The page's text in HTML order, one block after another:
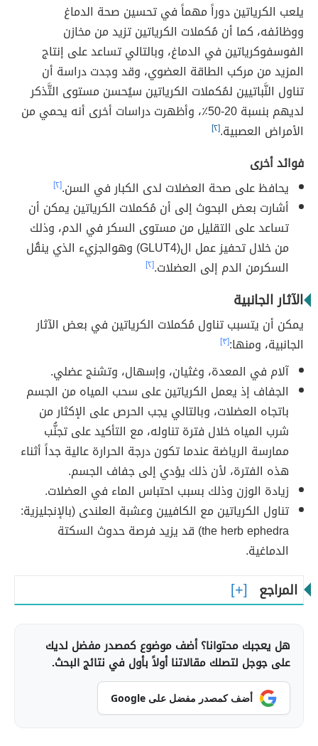
يلعب الكرياتين دوراً مهماً في تحسين صحة الدماغ
ووظائفه، كما أن مُكملات الكرياتين تزيد من مخازن
الفوسفوكرياتين في الدماغ، وبالتالي تساعد على إنتاج
المزيد من مركب الطاقة العضوي، وقد وجدت دراسة أن
تناول النَّباتيين لمُكملات الكرياتين سيُحسن مستوى التَّذكر
لديهم بنسبة 20-50٪، وأظهرت دراسات أخرى أنه يحمي من
الأمراض العصبية.[٢]
فوائد أخرى
يحافظ على صحة العضلات لدى الكبار في السن.[٢]
أشارت بعض البحوث إلى أن مُكملات الكرياتين يمكن أن
تساعد على التقليل من مستوى السكر في الدم، وذلك
من خلال تحفيز عمل ال(GLUT4) وهوالجزيء الذي ينقُل
السكرمن الدم إلى العضلات.[٢]
الآثار الجانبية
يمكن أن يتسبب تناول مُكملات الكرياتين في بعض الآثار
الجانبية، ومنها:[٣]
آلام في المعدة، وغثيان، وإسهال، وتشنج عضلي.
الجفاف إذ يعمل الكرياتين على سحب المياه من الجسم
باتجاه العضلات، وبالتالي يجب الحرص على الإكثار من
شرب المياه خلال فترة تناوله، مع التأكيد على تجنُّب
ممارسة الرياضة عندما تكون درجة الحرارة عالية جداً أثناء
هذه الفترة، لأن ذلك يؤدي إلى جفاف الجسم.
زيادة الوزن وذلك بسبب احتباس الماء في العضلات.
تناول الكرياتين مع الكافيين وعشبة العلندى (بالإنجليزية:
the herb ephedra) قد يزيد فرصة حدوث السكتة
الدماغية.
المراجع
هل يعجبك محتوانا؟ أضف موضوع كمصدر مفضل لديك
على جوجل لتصلك مقالاتنا أولاً بأول في نتائج البحث.
أضف كمصدر مفضل على Google